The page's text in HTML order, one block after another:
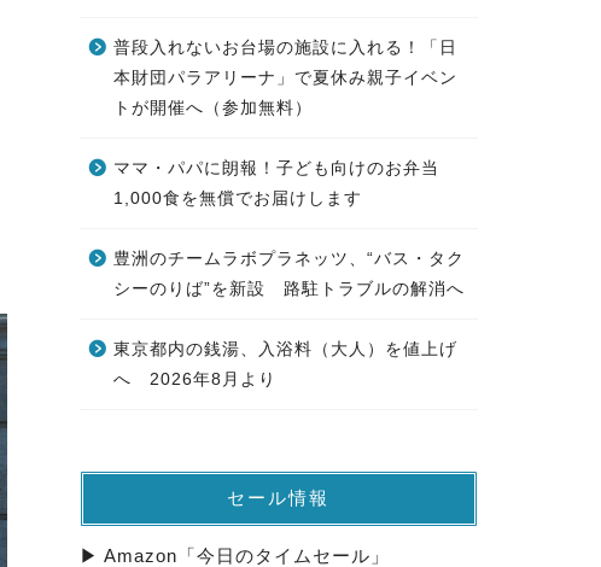
普段入れないお台場の施設に入れる！「日
本財団パラアリーナ」で夏休み親子イベン
トが開催へ（参加無料）
ママ・パパに朗報！子ども向けのお弁当
1,000食を無償でお届けします
豊洲のチームラボプラネッツ、“バス・タク
シーのりば”を新設 路駐トラブルの解消へ
東京都内の銭湯、入浴料（大人）を値上げ
へ 2026年8月より
セール情報
▶ Amazon「今日のタイムセール」